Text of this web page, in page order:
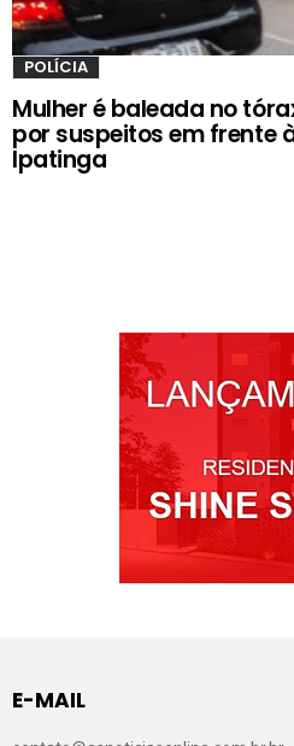
POLÍCIA
Mulher é baleada no
por suspeitos em frente
Ipatinga
E-MAIL